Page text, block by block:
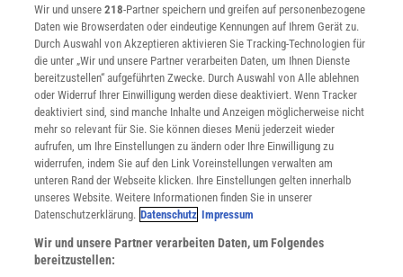
Widerruf
INFO
Mediadaten
Datenschutz
Nutzungsbedingungen
Cookie-Einstellungen
Utiq verwalten
Nutzungsbasierte Onlinewerbung
Alle Artikel
Impressum
Angebote für Schulen
Angebote für Institutionen
Wir und unsere218-Partner speichern und greifen auf personenbezogene
Daten wie Browserdaten oder eindeutige Kennungen auf Ihrem Gerät zu.
Durch Auswahl von Akzeptieren aktivieren Sie Tracking-Technologien für
die unter „Wir und unsere Partner verarbeiten Daten, um Ihnen Dienste
bereitzustellen“ aufgeführten Zwecke. Durch Auswahl von Alle ablehnen
oder Widerruf Ihrer Einwilligung werden diese deaktiviert. Wenn Tracker
deaktiviert sind, sind manche Inhalte und Anzeigen möglicherweise nicht
mehr so relevant für Sie. Sie können dieses Menü jederzeit wieder
aufrufen, um Ihre Einstellungen zu ändern oder Ihre Einwilligung zu
widerrufen, indem Sie auf den Link Voreinstellungen verwalten am
unteren Rand der Webseite klicken. Ihre Einstellungen gelten innerhalb
unseres Website. Weitere Informationen finden Sie in unserer
Datenschutzerklärung. Datenschutz Impressum
Wir und unsere Partner verarbeiten Daten, um Folgendes
bereitzustellen: